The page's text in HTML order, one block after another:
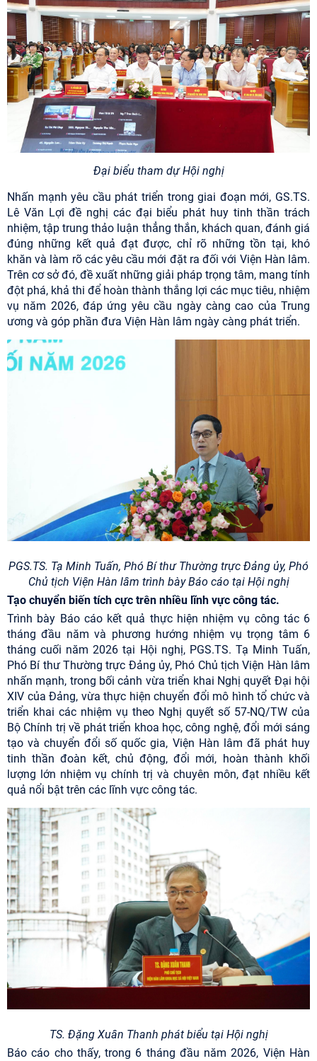
Đại biểu tham dự Hội nghị
Nhấn mạnh yêu cầu phát triển trong giai đoạn mới, GS.TS.
Lê Văn Lợi đề nghị các đại biểu phát huy tinh thần trách
nhiệm, tập trung thảo luận thẳng thắn, khách quan, đánh giá
đúng những kết quả đạt được, chỉ rõ những tồn tại, khó
khăn và làm rõ các yêu cầu mới đặt ra đối với Viện Hàn lâm.
Trên cơ sở đó, đề xuất những giải pháp trọng tâm, mang tính
đột phá, khả thi để hoàn thành thắng lợi các mục tiêu, nhiệm
vụ năm 2026, đáp ứng yêu cầu ngày càng cao của Trung
ương và góp phần đưa Viện Hàn lâm ngày càng phát triển.
PGS.TS. Tạ Minh Tuấn, Phó Bí thư Thường trực Đảng ủy, Phó
Chủ tịch Viện Hàn lâm trình bày Báo cáo tại Hội nghị
Tạo chuyển biến tích cực trên nhiều lĩnh vực công tác.
Trình bày Báo cáo kết quả thực hiện nhiệm vụ công tác 6
tháng đầu năm và phương hướng nhiệm vụ trọng tâm 6
tháng cuối năm 2026 tại Hội nghị, PGS.TS. Tạ Minh Tuấn,
Phó Bí thư Thường trực Đảng ủy, Phó Chủ tịch Viện Hàn lâm
nhấn mạnh, trong bối cảnh vừa triển khai Nghị quyết Đại hội
XIV của Đảng, vừa thực hiện chuyển đổi mô hình tổ chức và
triển khai các nhiệm vụ theo Nghị quyết số 57-NQ/TW của
Bộ Chính trị về phát triển khoa học, công nghệ, đổi mới sáng
tạo và chuyển đổi số quốc gia, Viện Hàn lâm đã phát huy
tinh thần đoàn kết, chủ động, đổi mới, hoàn thành khối
lượng lớn nhiệm vụ chính trị và chuyên môn, đạt nhiều kết
quả nổi bật trên các lĩnh vực công tác.
TS. Đặng Xuân Thanh phát biểu tại Hội nghị
Báo cáo cho thấy, trong 6 tháng đầu năm 2026, Viện Hàn